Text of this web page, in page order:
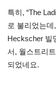
특히, “The
로 불리었는
Heckscher 빌
서, 월스트리
되었네요.